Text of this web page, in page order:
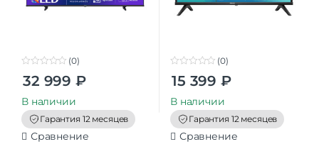
o
t
o
f
5
(0)
32 999 ₽
В наличии
Гарантия 12 месяцев
Сравнение
t
o
f
5
(0)
15 399 ₽
В наличии
Гарантия 12 месяцев
Сравнение